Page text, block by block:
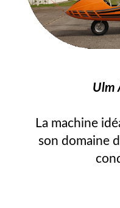
Ulm
La machine
son domaine